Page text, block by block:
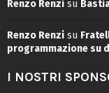
Renzo Renzi su
Renzo Renzi su
programmazione su
I NOSTRI